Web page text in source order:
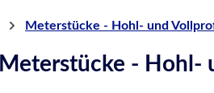
Meterstücke - Hohl- und
Meterstücke - Hohl-